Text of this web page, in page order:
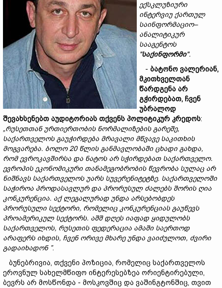
ექსკლუზიური
ინტერვიუ ქართულ
საინფორმაციო–
ანალიტიკურ
სააგენტოს
"საქინფორმი".
- ბატონო ვალერიან,
მკითხველთან
წარდგენა არ
გჭირდებათ, ჩვენ
უბრალოდ
შევახსენებთ აუდიტორიას თქვენს პოლიტიკურ კრედოს:
„რუსეთთან ურთიერთობის ნორმალიზების გარეშე,
საქართველოს გაუჭირდება მრავალი მწვავე საკითხის
მოგვარება. ბოლო 20 წლის განმავლობაში ცხადი გახდა,
რომ ევროკავშირსა და ნატოს არ სჭირდებათ საქართველო.
ევროპის ეკონომიკური თანამეგობრობის წევრობა სულაც არ
ნიშნავს საქართველოს უარს სუვერენიტეტზე. საქართველოში
საჭიროა პროდასავლურ და პრორუსულ ძალებს შორის ღია
კონკურენცია. აქ ლეგალურად უნდა არსებობდეს
პრორუსული სექტორი, რომელიც კონკურენციას გაუწევს
პროამერიკულ სექტორს. აშშდღეს იაფად ყიდულობს
საქართველოს, რუსეთის ფედერაცია ამაში საერთოდ
არაფერს იხდის, ჩვენ ორივე მხარე უნდა ვაიძულოთ, ძვირი
გადაიხადონ ”.
ბუნებრივია, თქვენი პოზიცია, რომელიც საქართველოს
ეროვნულ სახელმწიფო ინტერესებზეა ორიენტირებული,
ბევრს არ მოსწონდა - მოსკოვშიც და ვაშინგტონშიც, თვით